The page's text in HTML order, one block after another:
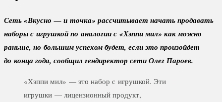
Сеть «Вкусно — и точка» рассчитывает начать продавать
наборы с игрушкой по аналогии с «Хэппи мил» как можно
раньше, но большим успехом будет, если это произойдет
до конца года, сообщил гендиректор сети Олег Пароев.
«Хэппи мил» — это набор с игрушкой. Эти
игрушки — лицензионный продукт,